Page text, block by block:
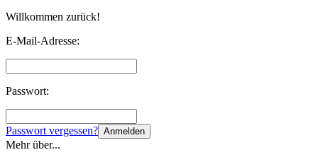
Willkommen zurück!
E-Mail-Adresse:
Passwort:
Passwort vergessen? Anmelden
Mehr über...